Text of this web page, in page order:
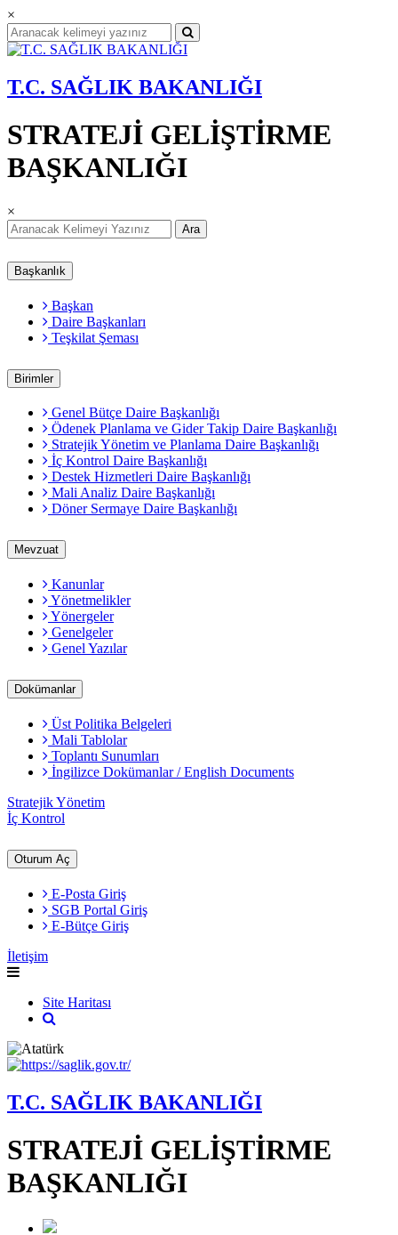
×
T.C. SAĞLIK BAKANLIĞI
STRATEJİ GELİŞTİRME
BAŞKANLIĞI
×
Ara
Başkanlık
Başkan
Daire Başkanları
Teşkilat Şeması
Birimler
Genel Bütçe Daire Başkanlığı
Ödenek Planlama ve Gider Takip Daire Başkanlığı
Stratejik Yönetim ve Planlama Daire Başkanlığı
İç Kontrol Daire Başkanlığı
Destek Hizmetleri Daire Başkanlığı
Mali Analiz Daire Başkanlığı
Döner Sermaye Daire Başkanlığı
Mevzuat
Kanunlar
Yönetmelikler
Yönergeler
Genelgeler
Genel Yazılar
Dokümanlar
Üst Politika Belgeleri
Mali Tablolar
Toplantı Sunumları
İngilizce Dokümanlar / English Documents
Stratejik Yönetim
İç Kontrol
Oturum Aç
E-Posta Giriş
SGB Portal Giriş
E-Bütçe Giriş
İletişim
Site Haritası
T.C. SAĞLIK BAKANLIĞI
STRATEJİ GELİŞTİRME
BAŞKANLIĞI